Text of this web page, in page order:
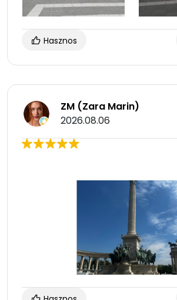
Hasznos
ZM (Zara Marin)
2026.08.06